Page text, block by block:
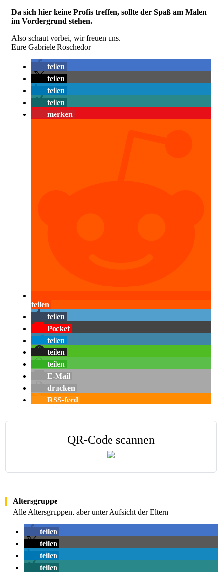
Da sich hier keine Profis treffen, sollte der Spaß am Malen
im Vordergrund stehen.
Also schaut vorbei, wir freuen uns.
Eure Gabriele Roschedor
teilen
teilen
teilen
teilen
merken
teilen
teilen
Pocket
teilen
teilen
teilen
E-Mail
drucken
RSS-feed
QR-Code scannen
Altersgruppe
Alle Altersgruppen, aber unter Aufsicht der Eltern
teilen
teilen
teilen
teilen